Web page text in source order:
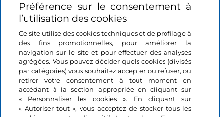
Se connecter
Suivez-nous
Préférence sur le consentement à
l’utilisation des cookies
Ce site utilise des cookies techniques et de profilage à
des fins promotionnelles, pour améliorer la
navigation sur le site et pour effectuer des analyses
agrégées. Vous pouvez décider quels cookies (divisés
par catégories) vous souhaitez accepter ou refuser, ou
retirer votre consentement à tout moment en
accédant à la section appropriée en cliquant sur
« Personnaliser les cookies ». En cliquant sur
« Autoriser tout », vous acceptez de stocker tous les